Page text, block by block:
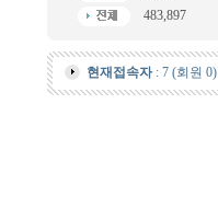
483,897
현재접속자: 7 (회원 0)